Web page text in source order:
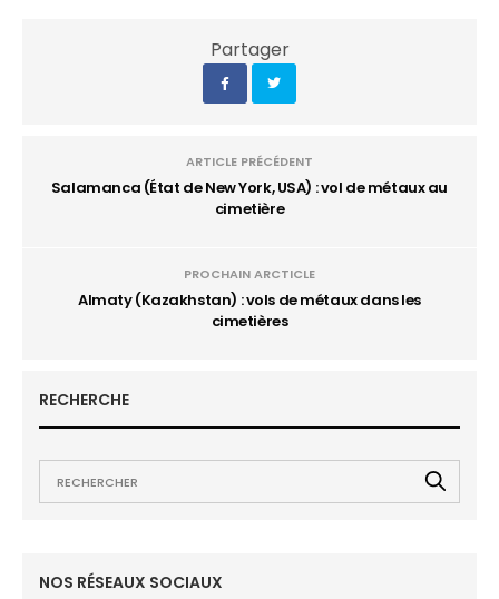
Partager
ARTICLE PRÉCÉDENT
Salamanca (État de New York, USA) : vol de métaux au
cimetière
PROCHAIN ARCTICLE
Almaty (Kazakhstan) : vols de métaux dans les
cimetières
RECHERCHE
NOS RÉSEAUX SOCIAUX